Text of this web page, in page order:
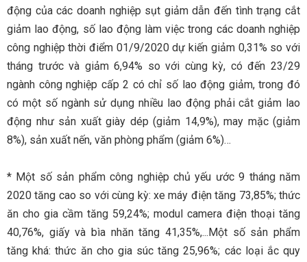
động của các doanh nghiệp sụt giảm dẫn đến tình trạng cắt
giảm lao động, số lao động làm việc trong các doanh nghiệp
công nghiệp thời điểm 01/9/2020 dự kiến giảm 0,31% so với
tháng trước và giảm 6,94% so với cùng kỳ, có đến 23/29
ngành công nghiệp cấp 2 có chỉ số lao động giảm, trong đó
có một số ngành sử dụng nhiều lao động phải cắt giảm lao
động như sản xuất giày dép (giảm 14,9%), may mặc (giảm
8%), sản xuất nến, văn phòng phẩm (giảm 6%)…
* Một số sản phẩm công nghiệp chủ yếu ước 9 tháng năm
2020 tăng cao so với cùng kỳ: xe máy điện tăng 73,85%; thức
ăn cho gia cầm tăng 59,24%; modul camera điện thoại tăng
40,76%, giấy và bìa nhăn tăng 41,35%,...Một số sản phẩm
tăng khá: thức ăn cho gia súc tăng 25,96%; các loại ắc quy